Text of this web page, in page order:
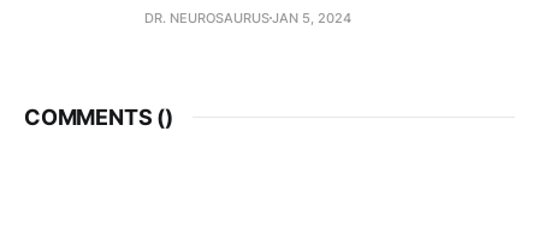
DR. NEUROSAURUSJAN 5, 2024
COMMENTS ()